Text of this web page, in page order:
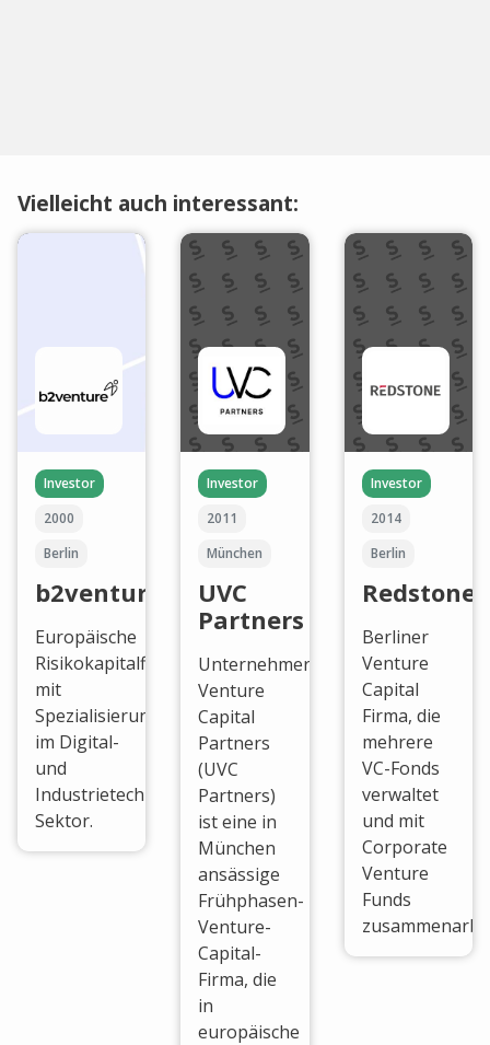
Vielleicht auch interessant:
Investor
2000
Berlin
b2venture
Europäische
Risikokapitalfirma
mit
Spezialisierung
im Digital-
und
Industrietechnologie
Sektor.
Investor
2011
München
UVC
Partners
Unternehmertum
Venture
Capital
Partners
(UVC
Partners)
ist eine in
München
ansässige
Frühphasen-
Venture-
Capital-
Firma, die
in
europäische
Investor
2014
Berlin
Redstone
Berliner
Venture
Capital
Firma, die
mehrere
VC-Fonds
verwaltet
und mit
Corporate
Venture
Funds